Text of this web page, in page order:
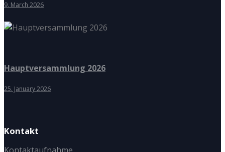
9. March 2026
Hauptversammlung 2026
25. January 2026
Kontakt